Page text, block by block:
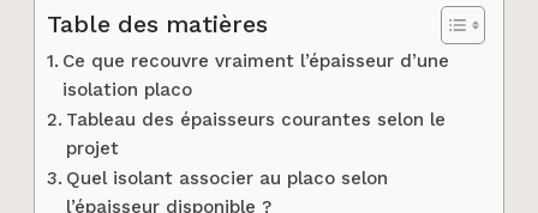
Table des matières
Ce que recouvre vraiment l’épaisseur d’une
isolation placo
Tableau des épaisseurs courantes selon le
projet
Quel isolant associer au placo selon
l’épaisseur disponible ?